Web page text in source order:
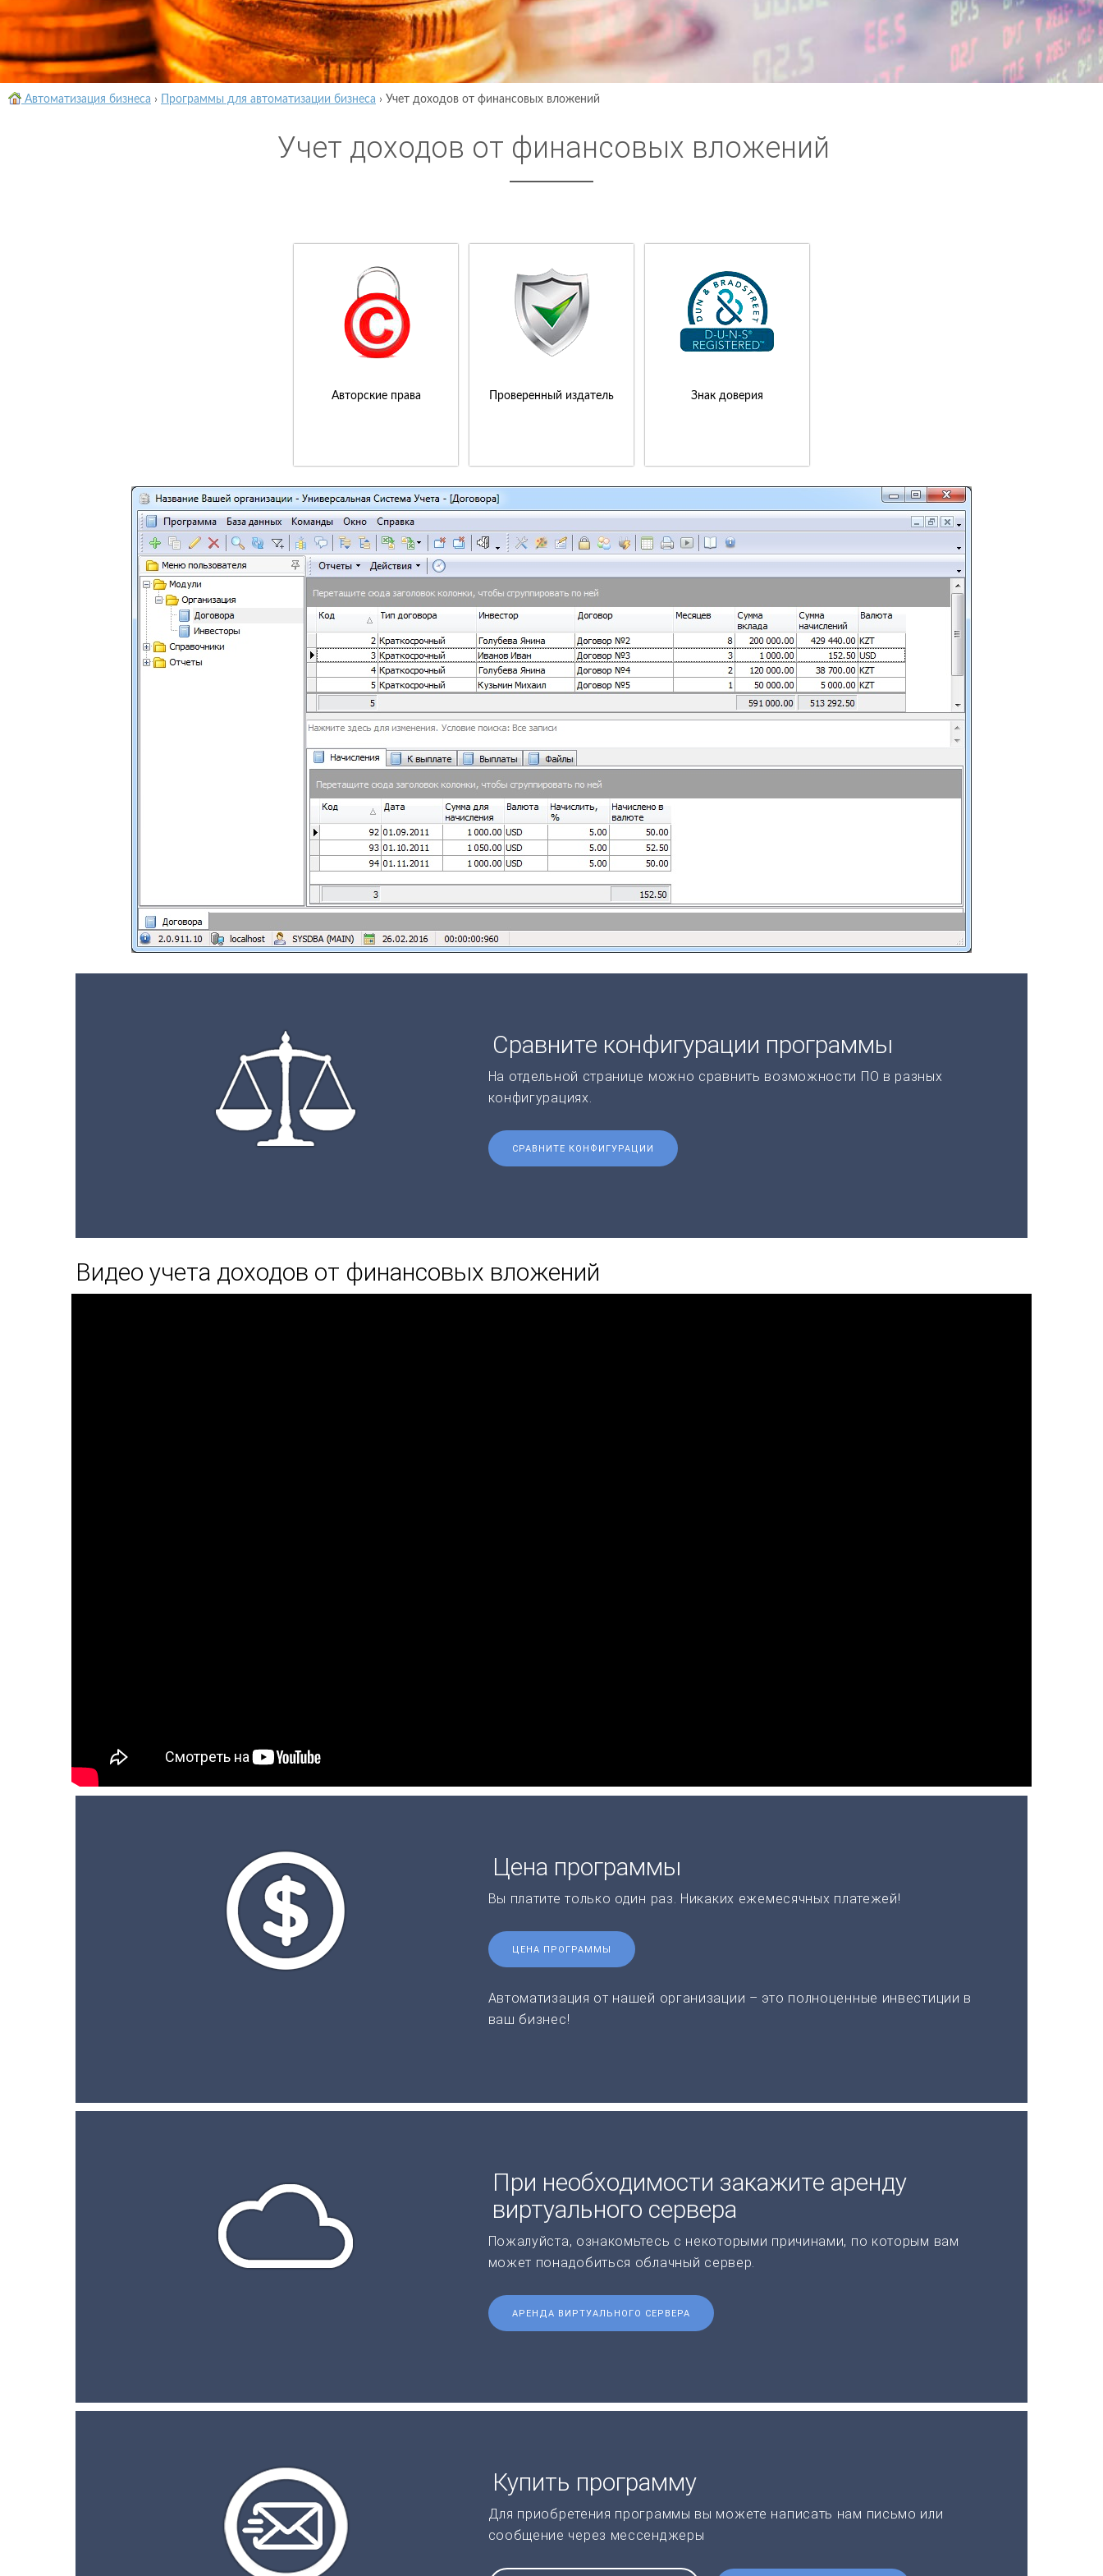
Автоматизация бизнеса › Программы для автоматизации бизнеса › Учет доходов от финансовых вложений
Учет доходов от финансовых вложений
Авторские права Проверенный издатель Знак доверия
Сравните конфигурации программы
На отдельной странице можно сравнить возможности ПО в разных
конфигурациях.
СРАВНИТЕ КОНФИГУРАЦИИ
Видео учета доходов от финансовых вложений
Цена программы
Вы платите только один раз. Никаких ежемесячных платежей!
ЦЕНА ПРОГРАММЫ
Автоматизация от нашей организации – это полноценные инвестиции в
ваш бизнес!
При необходимости закажите аренду
виртуального сервера
Пожалуйста, ознакомьтесь с некоторыми причинами, по которым вам
может понадобиться облачный сервер.
АРЕНДА ВИРТУАЛЬНОГО СЕРВЕРА
Купить программу
Для приобретения программы вы можете написать нам письмо или
сообщение через мессенджеры